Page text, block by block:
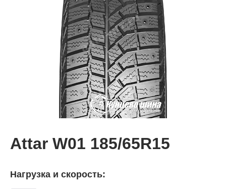
Attar W01 185/65R15
Нагрузка и скорость: